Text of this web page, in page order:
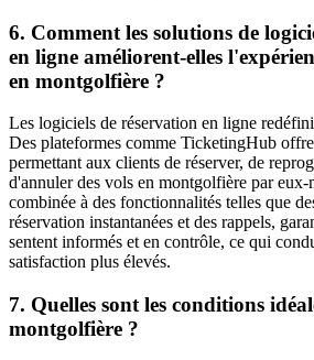
6. Comment les solutions de
en ligne améliorent-elles
en montgolfière ?
Les logiciels de réservation en ligne
Des plateformes comme TicketingHub
permettant aux clients de réserver, de
d'annuler des vols en montgolfière par eux-
combinée à des fonctionnalités telles que
réservation instantanées et des rappels,
sentent informés et en contrôle, ce qui
satisfaction plus élevés.
7. Quelles sont les conditions
montgolfière ?